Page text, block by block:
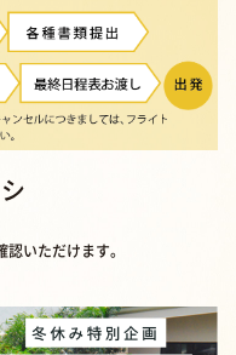
いただけます。